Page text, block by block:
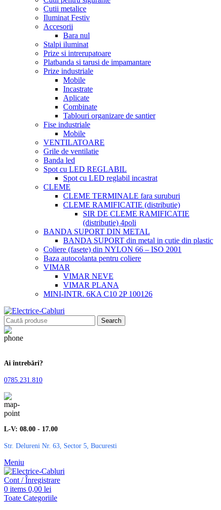
Cutii metalice
Iluminat Festiv
Accesorii
Bara nul
Stalpi iluminat
Prize si intrerupatoare
Platbanda si tarusi de impamantare
Prize industriale
Mobile
Incastrate
Aplicate
Combinate
Tablouri organizare de santier
Fise industriale
Mobile
VENTILATOARE
Grile de ventilatie
Banda led
Spot cu LED REGLABIL
Spot cu LED reglabil incastrat
CLEME
CLEME TERMINALE fara suruburi
CLEME RAMIFICATIE (distributie)
SIR DE CLEME RAMIFICATIE
(distributie) 4poli
BANDA SUPORT DIN METAL
BANDA SUPORT din metal in cutie din plastic
Coliere (fasete) din NYLON 66 – ISO 2001
Baza autocolanta pentru coliere
VIMAR
VIMAR NEVE
VIMAR PLANA
MINI-INTR. 6KA C10 2P 100126
Search
Ai întrebări?
0785.231.810
L-V: 08.00 - 17.00
Str. Delureni Nr. 63, Sector 5, Bucuresti
Meniu
Cont / Înregistrare
0 items 0,00 lei
Toate Categoriile